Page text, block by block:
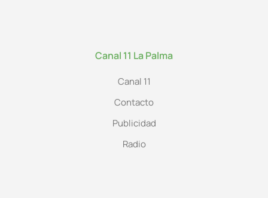
Canal 11 La Palma
Canal 11
Contacto
Publicidad
Radio